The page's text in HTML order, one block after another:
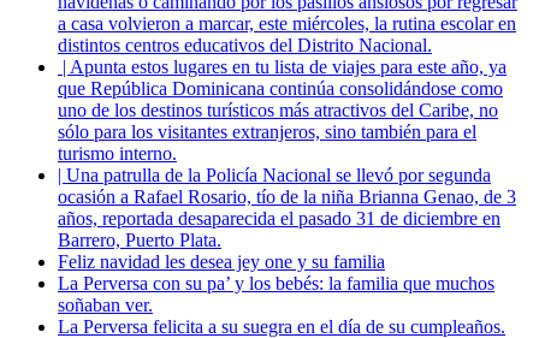
a casa volvieron a marcar, este miércoles, la rutina escolar en
distintos centros educativos del Distrito Nacional.
| Apunta estos lugares en tu lista de viajes para este año, ya
que República Dominicana continúa consolidándose como
uno de los destinos turísticos más atractivos del Caribe, no
sólo para los visitantes extranjeros, sino también para el
turismo interno.
| Una patrulla de la Policía Nacional se llevó por segunda
ocasión a Rafael Rosario, tío de la niña Brianna Genao, de 3
años, reportada desaparecida el pasado 31 de diciembre en
Barrero, Puerto Plata.
Feliz navidad les desea jey one y su familia
La Perversa con su pa’ y los bebés: la familia que muchos
soñaban ver.
La Perversa felicita a su suegra en el día de su cumpleaños.